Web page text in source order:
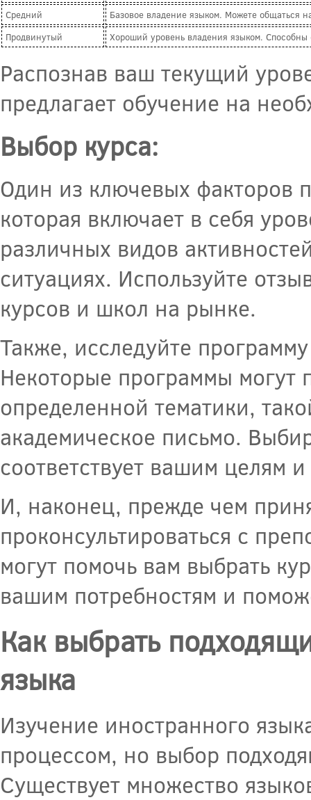
Средний
Базовое владение языком. Можете общаться
Продвинутый
Хороший уровень владения языком.
Распознав ваш текущий
предлагает обучение на
Выбор курса:
Один из ключевых факторов
которая включает в себя
различных видов
ситуациях. Используйте
курсов и школ на рынке.
Также, исследуйте
Некоторые программы могут
определенной тематики,
академическое письмо.
соответствует вашим целям
И, наконец, прежде чем
проконсультироваться с
могут помочь вам выбрать
вашим потребностям и
Как выбрать
языка
Изучение иностранного
процессом, но выбор
Существует множество